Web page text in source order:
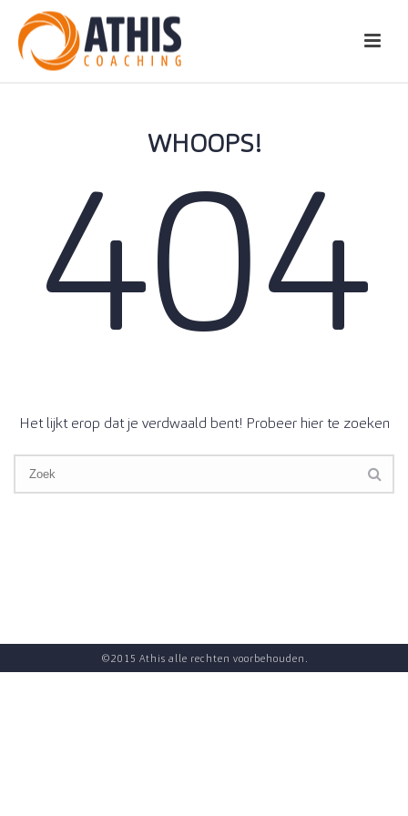
WHOOPS!
404
Het lijkt erop dat je verdwaald bent! Probeer hier te zoeken
©2015 Athis alle rechten voorbehouden.